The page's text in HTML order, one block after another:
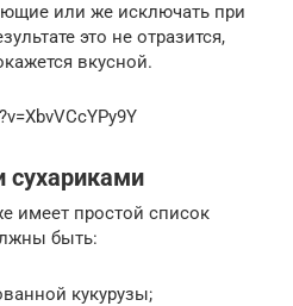
или же исключать при
это не отразится,
вкусной.
сухариками
имеет простой список
быть:
кукурузы;